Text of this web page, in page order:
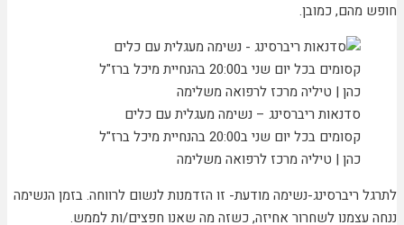
חופש מהם, כמובן.
סדנאות ריברסינג – נשימה מעגלית עם כלים
קסומים בכל יום שני ב20:00 בהנחיית מיכל ברז"ל
כהן | טיליה מרכז לרפואה משלימה
לתרגל ריברסינג-נשימה מודעת- זו הזדמנות לנשום לרווחה. בזמן הנשימה
ננחה עצמנו לשחרור אחיזה, כשזה מה שאנו חפצים/ות לממש.